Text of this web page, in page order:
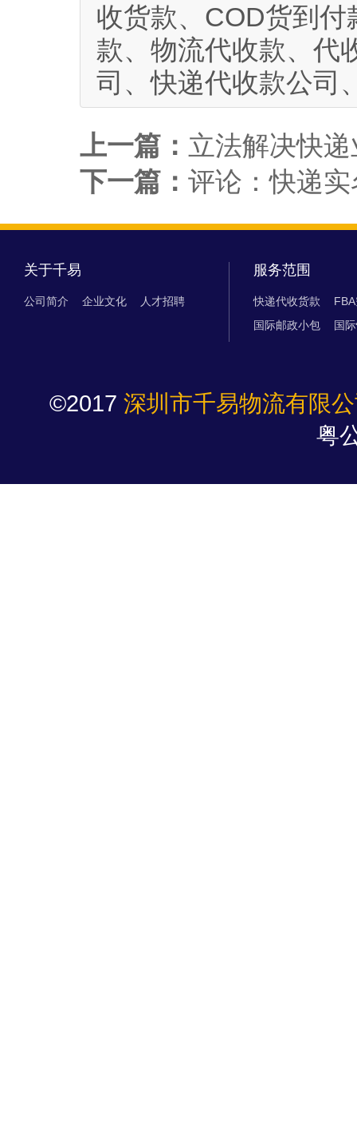
收货款、COD货到
款、物流代收款、代
司、快递代收款公司
上一篇： 立法解决快递
下一篇： 评论：快递
关于千易
公司简介 企业文化 人才招聘
服务范围
快递代收货款
国际邮政小包
国
©2017 深圳市千易物流有限
粤